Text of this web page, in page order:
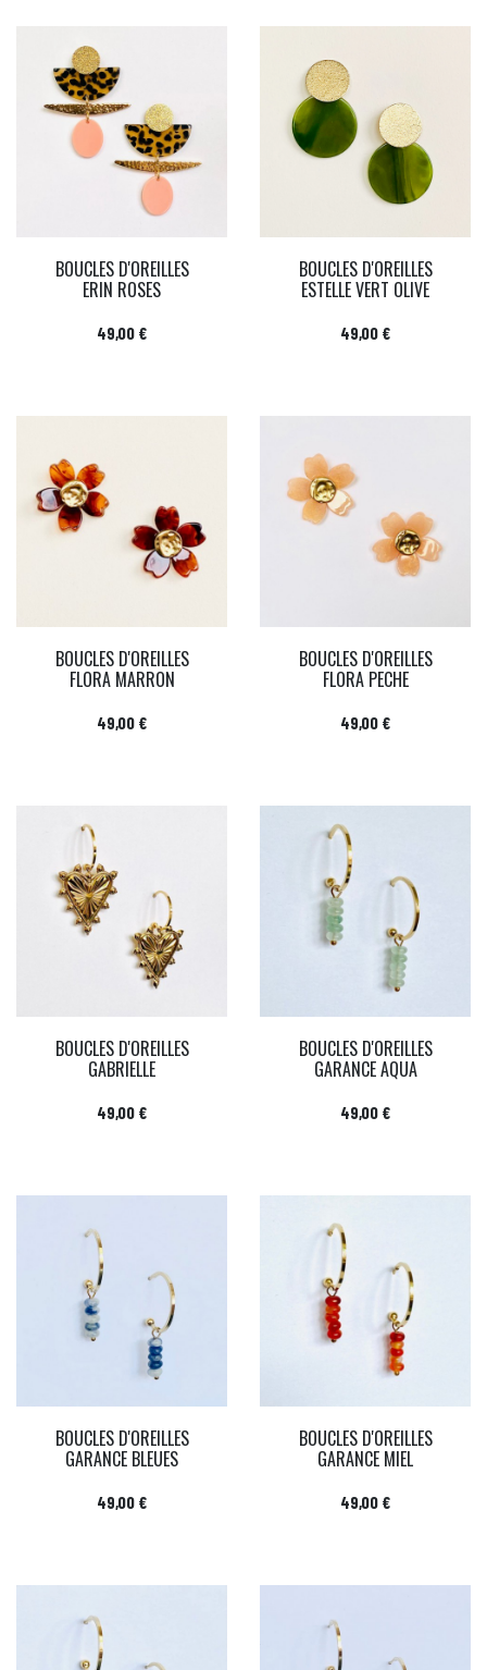
BOUCLES D'OREILLES
ERIN ROSES
Prix
49,00 €
BOUCLES D'OREILLES
ESTELLE VERT OLIVE
Prix
49,00 €
BOUCLES D'OREILLES
FLORA MARRON
Prix
49,00 €
BOUCLES D'OREILLES
FLORA PECHE
Prix
49,00 €
BOUCLES D'OREILLES
GABRIELLE
Prix
49,00 €
BOUCLES D'OREILLES
GARANCE AQUA
Prix
49,00 €
BOUCLES D'OREILLES
GARANCE BLEUES
Prix
49,00 €
BOUCLES D'OREILLES
GARANCE MIEL
Prix
49,00 €